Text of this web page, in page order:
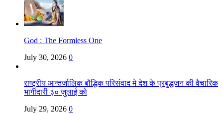
God : The Formless One
July 30, 2026 0
राष्ट्रीय आन्तर्जालिक बौद्धिक परिसंवाद मे देश के प्रबुद्धजन की वैचारिक
भागीदारी ३० जुलाई को
July 29, 2026 0